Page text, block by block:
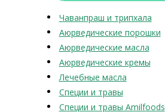
Чаванпраш и трипхала
Аюрведические порошки
Аюрведические масла
Аюрведические кремы
Лечебные масла
Специи и травы
Специи и травы Amilfoods